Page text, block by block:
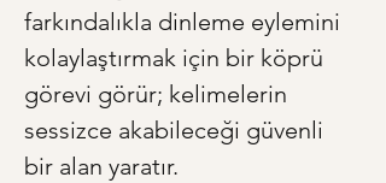
farkındalıkla dinleme eylemini
kolaylaştırmak için bir köprü
görevi görür; kelimelerin
sessizce akabileceği güvenli
bir alan yaratır.